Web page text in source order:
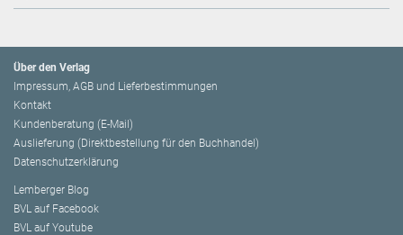
Über den Verlag
Impressum, AGB und Lieferbestimmungen
Kontakt
Kundenberatung (E-Mail)
Auslieferung (Direktbestellung für den Buchhandel)
Datenschutzerklärung
Lemberger Blog
BVL auf Facebook
BVL auf Youtube